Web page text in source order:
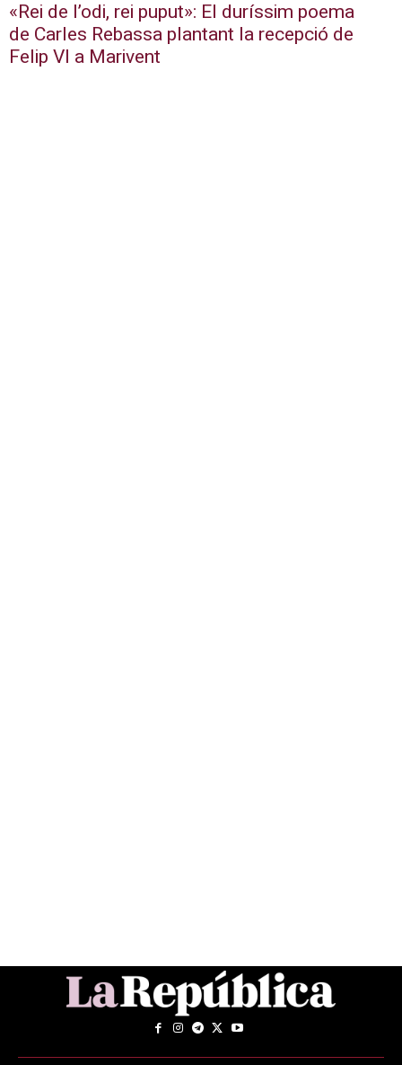
«Rei de l’odi, rei puput»: El duríssim poema
de Carles Rebassa plantant la recepció de
Felip VI a Marivent